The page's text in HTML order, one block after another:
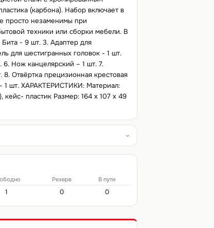
(карбона). Набор включает в
просто незаменимы при
техники или сборки мебели. В
- 9 шт. 3. Адаптер для
для шестигранных головок - 1 шт.
Нож канцелярский – 1 шт. 7.
Отвёртка прецизионная крестовая
1 шт. ХАРАКТЕРИСТИКИ: Материал:
кейс- пластик Размер: 164 х 107 х 49
Резерв В пути
1 0 0